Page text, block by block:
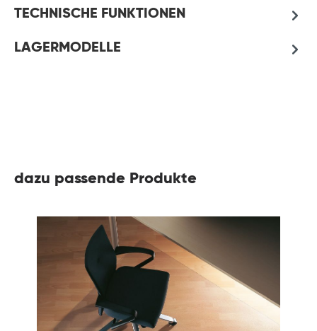
TECHNISCHE FUNKTIONEN
LAGERMODELLE
dazu passende Produkte